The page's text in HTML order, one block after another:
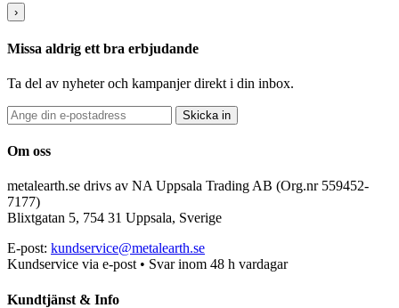
›
Missa aldrig ett bra erbjudande
Ta del av nyheter och kampanjer direkt i din inbox.
Skicka in
Om oss
metalearth.se drivs av NA Uppsala Trading AB (Org.nr 559452-
7177)
Blixtgatan 5, 754 31 Uppsala, Sverige
E-post: kundservice@metalearth.se
Kundservice via e-post • Svar inom 48 h vardagar
Kundtjänst & Info